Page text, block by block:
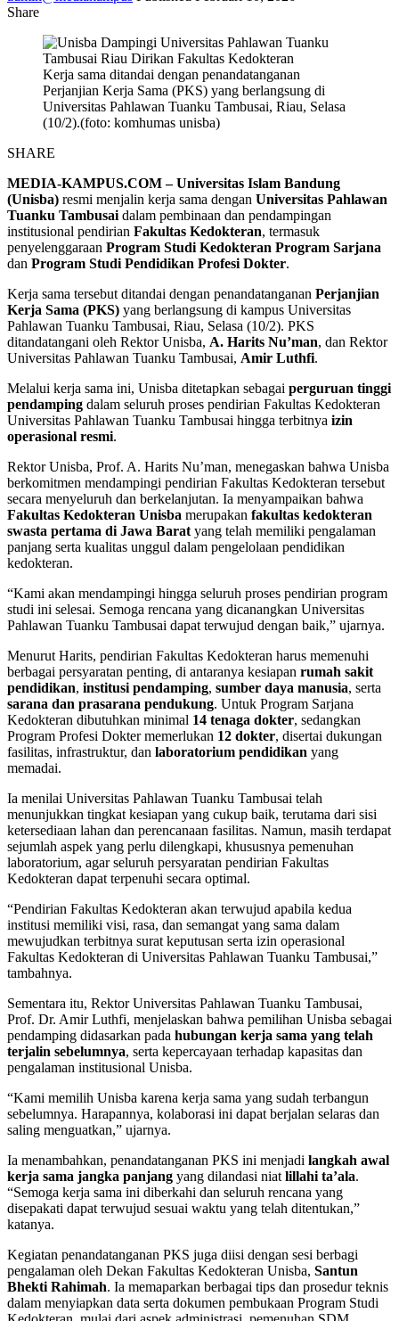
Share
Kerja sama ditandai dengan penandatanganan
Perjanjian Kerja Sama (PKS) yang berlangsung di
Universitas Pahlawan Tuanku Tambusai, Riau, Selasa
(10/2).(foto: komhumas unisba)
SHARE
MEDIA-KAMPUS.COM – Universitas Islam Bandung
(Unisba) resmi menjalin kerja sama dengan Universitas Pahlawan
Tuanku Tambusai dalam pembinaan dan pendampingan
institusional pendirian Fakultas Kedokteran, termasuk
penyelenggaraan Program Studi Kedokteran Program Sarjana
dan Program Studi Pendidikan Profesi Dokter.
Kerja sama tersebut ditandai dengan penandatanganan Perjanjian
Kerja Sama (PKS) yang berlangsung di kampus Universitas
Pahlawan Tuanku Tambusai, Riau, Selasa (10/2). PKS
ditandatangani oleh Rektor Unisba, A. Harits Nu’man, dan Rektor
Universitas Pahlawan Tuanku Tambusai, Amir Luthfi.
Melalui kerja sama ini, Unisba ditetapkan sebagai perguruan tinggi
pendamping dalam seluruh proses pendirian Fakultas Kedokteran
Universitas Pahlawan Tuanku Tambusai hingga terbitnya izin
operasional resmi.
Rektor Unisba, Prof. A. Harits Nu’man, menegaskan bahwa Unisba
berkomitmen mendampingi pendirian Fakultas Kedokteran tersebut
secara menyeluruh dan berkelanjutan. Ia menyampaikan bahwa
Fakultas Kedokteran Unisba merupakan fakultas kedokteran
swasta pertama di Jawa Barat yang telah memiliki pengalaman
panjang serta kualitas unggul dalam pengelolaan pendidikan
kedokteran.
“Kami akan mendampingi hingga seluruh proses pendirian program
studi ini selesai. Semoga rencana yang dicanangkan Universitas
Pahlawan Tuanku Tambusai dapat terwujud dengan baik,” ujarnya.
Menurut Harits, pendirian Fakultas Kedokteran harus memenuhi
berbagai persyaratan penting, di antaranya kesiapan rumah sakit
pendidikan, institusi pendamping, sumber daya manusia, serta
sarana dan prasarana pendukung. Untuk Program Sarjana
Kedokteran dibutuhkan minimal 14 tenaga dokter, sedangkan
Program Profesi Dokter memerlukan 12 dokter, disertai dukungan
fasilitas, infrastruktur, dan laboratorium pendidikan yang
memadai.
Ia menilai Universitas Pahlawan Tuanku Tambusai telah
menunjukkan tingkat kesiapan yang cukup baik, terutama dari sisi
ketersediaan lahan dan perencanaan fasilitas. Namun, masih terdapat
sejumlah aspek yang perlu dilengkapi, khususnya pemenuhan
laboratorium, agar seluruh persyaratan pendirian Fakultas
Kedokteran dapat terpenuhi secara optimal.
“Pendirian Fakultas Kedokteran akan terwujud apabila kedua
institusi memiliki visi, rasa, dan semangat yang sama dalam
mewujudkan terbitnya surat keputusan serta izin operasional
Fakultas Kedokteran di Universitas Pahlawan Tuanku Tambusai,”
tambahnya.
Sementara itu, Rektor Universitas Pahlawan Tuanku Tambusai,
Prof. Dr. Amir Luthfi, menjelaskan bahwa pemilihan Unisba sebagai
pendamping didasarkan pada hubungan kerja sama yang telah
terjalin sebelumnya, serta kepercayaan terhadap kapasitas dan
pengalaman institusional Unisba.
“Kami memilih Unisba karena kerja sama yang sudah terbangun
sebelumnya. Harapannya, kolaborasi ini dapat berjalan selaras dan
saling menguatkan,” ujarnya.
Ia menambahkan, penandatanganan PKS ini menjadi langkah awal
kerja sama jangka panjang yang dilandasi niat lillahi ta’ala.
“Semoga kerja sama ini diberkahi dan seluruh rencana yang
disepakati dapat terwujud sesuai waktu yang telah ditentukan,”
katanya.
Kegiatan penandatanganan PKS juga diisi dengan sesi berbagi
pengalaman oleh Dekan Fakultas Kedokteran Unisba, Santun
Bhekti Rahimah. Ia memaparkan berbagai tips dan prosedur teknis
dalam menyiapkan data serta dokumen pembukaan Program Studi